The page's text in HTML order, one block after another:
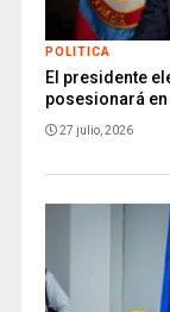
POLITICA
El presidente
posesionará en
27 julio, 2026